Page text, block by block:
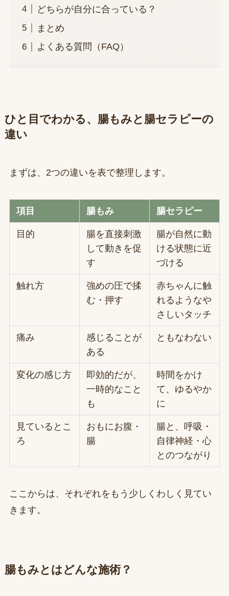
どちらが自分に合っている？
まとめ
よくある質問（FAQ）
ひと目でわかる、腸もみと腸セラピーの
違い
まずは、2つの違いを表で整理します。
項目 腸もみ 腸セラピー
目的
腸を直接刺激
して動きを促
す
腸が自然に動
ける状態に近
づける
触れ方
強めの圧で揉
む・押す
赤ちゃんに触
れるようなや
さしいタッチ
痛み
感じることが
ある
ともなわない
変化の感じ方
即効的だが、
一時的なこと
も
時間をかけ
て、ゆるやか
に
見ているとこ
ろ
おもにお腹・
腸
腸と、呼吸・
自律神経・心
とのつながり
ここからは、それぞれをもう少しくわしく見てい
きます。
腸もみとはどんな施術？